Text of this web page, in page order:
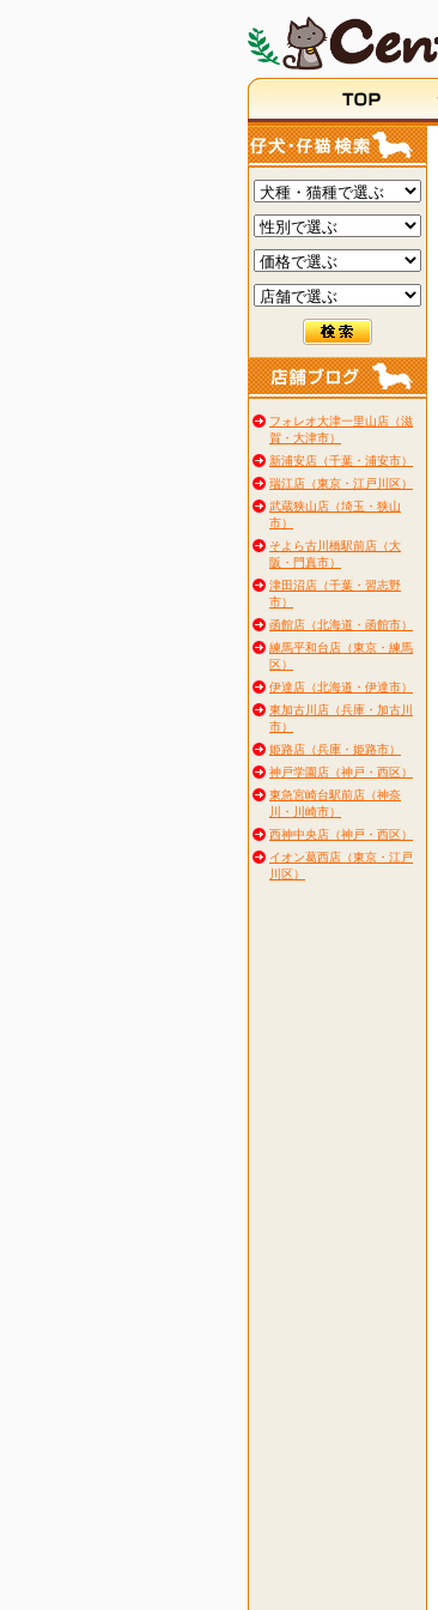
フォレオ大津一里山店（滋
賀・大津市）
新浦安店（千葉・浦安市）
瑞江店（東京・江戸川区）
武蔵狭山店（埼玉・狭山
市）
そよら古川橋駅前店（大
阪・門真市）
津田沼店（千葉・習志野
市）
函館店（北海道・函館市）
練馬平和台店（東京・練馬
区）
伊達店（北海道・伊達市）
東加古川店（兵庫・加古川
市）
姫路店（兵庫・姫路市）
神戸学園店（神戸・西区）
東急宮崎台駅前店（神奈
川・川崎市）
西神中央店（神戸・西区）
イオン葛西店（東京・江戸
川区）